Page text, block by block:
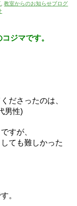
,教室からのお知らせブログ
ジマです。
ださったのは、
男性)
すが、
ても難しかった
。